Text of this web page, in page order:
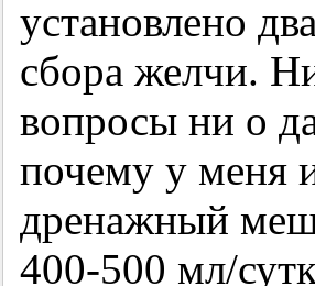
установлено
сбора желчи.
вопросы ни о
почему у меня
дренажный
400-500 мл/